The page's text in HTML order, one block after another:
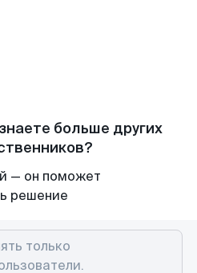
больше других
— он поможет
решение